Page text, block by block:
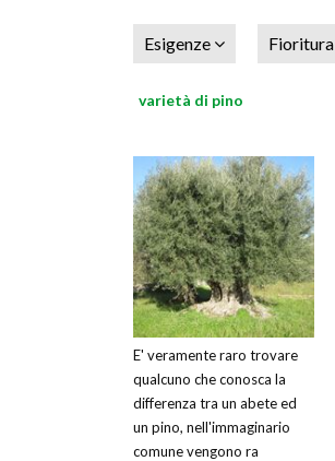
Esigenze Fioritura
varietà di pino
E' veramente raro trovare
qualcuno che conosca la
differenza tra un abete ed
un pino, nell'immaginario
comune vengono ra